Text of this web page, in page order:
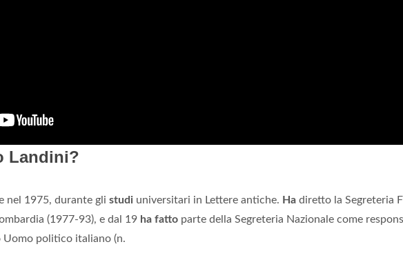
Landini?
nel 1975, durante gli studi universitari in Lettere antiche. Ha diretto la Segreteria
(1977-93), e dal 19 ha fatto parte della Segreteria Nazionale come
Uomo politico italiano (n.